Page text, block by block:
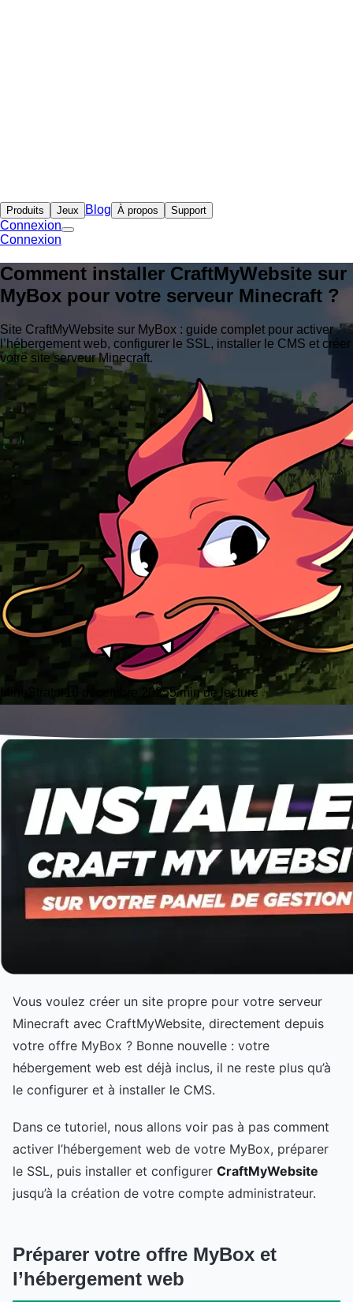
Produits Jeux Blog À propos Support
Connexion
Connexion
Comment installer CraftMyWebsite sur
MyBox pour votre serveur Minecraft ?
Site CraftMyWebsite sur MyBox : guide complet pour activer
l’hébergement web, configurer le SSL, installer le CMS et créer
votre site serveur Minecraft.
16 décembre 20255 min de lecture
Vous voulez créer un site propre pour votre serveur
Minecraft avec CraftMyWebsite, directement depuis
votre offre MyBox ? Bonne nouvelle : votre
hébergement web est déjà inclus, il ne reste plus qu’à
le configurer et à installer le CMS.
Dans ce tutoriel, nous allons voir pas à pas comment
activer l’hébergement web de votre MyBox, préparer
le SSL, puis installer et configurer CraftMyWebsite
jusqu’à la création de votre compte administrateur.
Préparer votre offre MyBox et
l’hébergement web